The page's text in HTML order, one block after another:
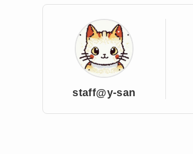
staff@y-san